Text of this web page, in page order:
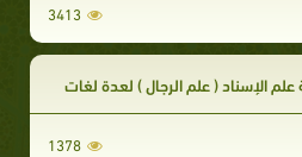
3413
علم الإسناد ( علم الرجال ) لعدة لغات
1378